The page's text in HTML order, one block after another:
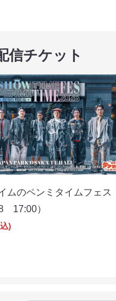
信チケット
ムのペンミタイムフェス
17:00）
)